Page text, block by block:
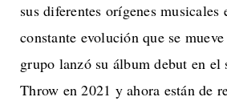
sus diferentes orígenes musicales
constante evolución que se
grupo lanzó su álbum debut en el
Throw en 2021 y ahora están de